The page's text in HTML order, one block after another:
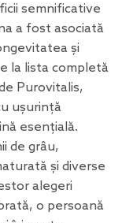
semnificative
a fost asociată
și
la lista completă
Purovitalis,
ușurință
esențială.
de grâu,
și diverse
alegeri
o persoană